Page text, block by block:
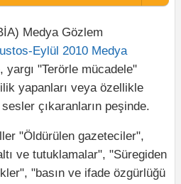
Medya Gözlem
Eylül 2010 Medya
yargı "Terörle mücadele"
yapanları veya özellikle
çıkaranların peşinde.
"Öldürülen gazeteciler",
ve tutuklamalar", "Süregiden
"basın ve ifade özgürlüğü